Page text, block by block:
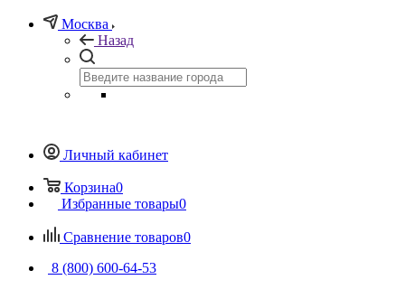
Москва
Назад
Личный кабинет
Корзина0
Избранные товары0
Сравнение товаров0
8 (800) 600-64-53